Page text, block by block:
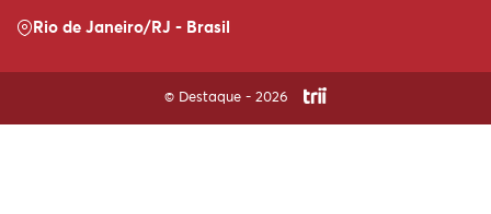
Rio de Janeiro/RJ - Brasil
© Destaque - 2026